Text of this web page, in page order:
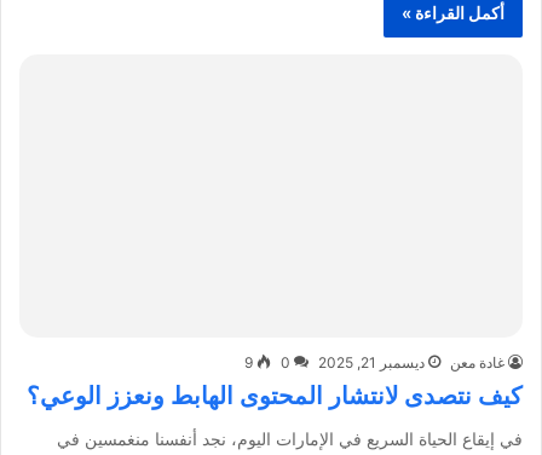
أكمل القراءة »
غادة معن ديسمبر 21, 2025 0
9
كيف نتصدى لانتشار المحتوى الهابط ونعزز الوعي؟
في إيقاع الحياة السريع في الإمارات اليوم، نجد أنفسنا منغمسين في